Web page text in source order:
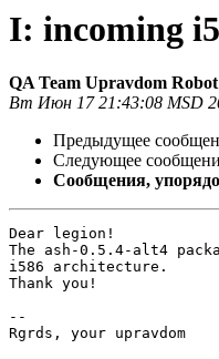
I: incoming
QA Team Upravdom Robot
Вт Июн 17 21:43:08 MSD
Предыдущее
Следующее
Сообщения,
Dear legion!
The ash-0.5.4-alt4
i586 architecture.
Thank you!
--
Rgrds, your upravdom